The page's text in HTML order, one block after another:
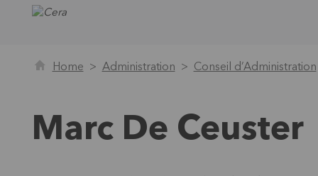
Home Administration Conseil d’Administration
Marc De Ceuster